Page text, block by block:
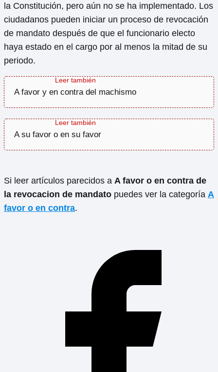
la Constitución, pero aún no se ha implementado. Los
ciudadanos pueden iniciar un proceso de revocación
de mandato después de que el funcionario electo
haya estado en el cargo por al menos la mitad de su
periodo.
A favor y en contra del machismo
A su favor o en su favor
Si leer artículos parecidos a A favor o en contra de
la revocacion de mandato puedes ver la categoría A
favor o en contra.